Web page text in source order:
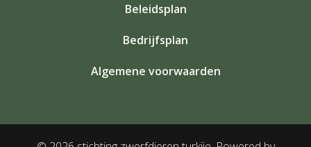
Beleidsplan
Bedrijfsplan
Algemene voorwaarden